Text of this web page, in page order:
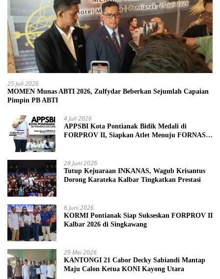
25 Juli 2026
MOMEN Munas ABTI 2026, Zulfydar Beberkan Sejumlah Capaian
Pimpin PB ABTI
4 Juli 2026
APPSBI Kota Pontianak Bidik Medali di
FORPROV II, Siapkan Atlet Menuju FORNAS
28 Juni 2026
Tutup Kejuaraan INKANAS, Wagub Krisantus
Dorong Karateka Kalbar Tingkatkan Prestasi
6 Juni 2026
KORMI Pontianak Siap Sukseskan FORPROV II
Kalbar 2026 di Singkawang
29 Mei 2026
KANTONGI 21 Cabor Decky Sabiandi Mantap
Maju Calon Ketua KONI Kayong Utara